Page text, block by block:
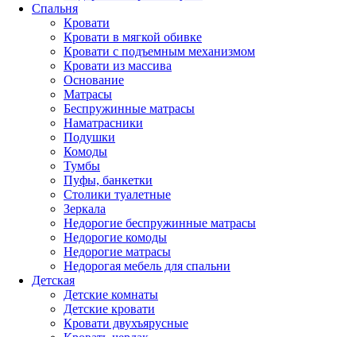
Спальня
Кровати
Кровати в мягкой обивке
Кровати с подъемным механизмом
Кровати из массива
Основание
Матрасы
Беспружинные матрасы
Наматрасники
Подушки
Комоды
Тумбы
Пуфы, банкетки
Столики туалетные
Зеркала
Недорогие беспружинные матрасы
Недорогие комоды
Недорогие матрасы
Недорогая мебель для спальни
Детская
Детские комнаты
Детские кровати
Кровати двухъярусные